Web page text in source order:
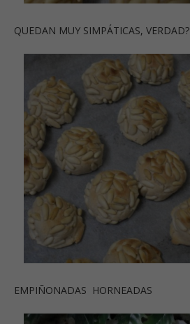
QUEDAN MUY SIMPÁTICAS, VERDAD?
EMPIÑONADAS HORNEADAS